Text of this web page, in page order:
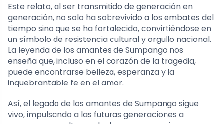
Este relato, al ser transmitido de generación en
generación, no solo ha sobrevivido a los embates del
tiempo sino que se ha fortalecido, convirtiéndose en
un símbolo de resistencia cultural y orgullo nacional.
La leyenda de los amantes de Sumpango nos
enseña que, incluso en el corazón de la tragedia,
puede encontrarse belleza, esperanza y la
inquebrantable fe en el amor.
Así, el legado de los amantes de Sumpango sigue
vivo, impulsando a las futuras generaciones a